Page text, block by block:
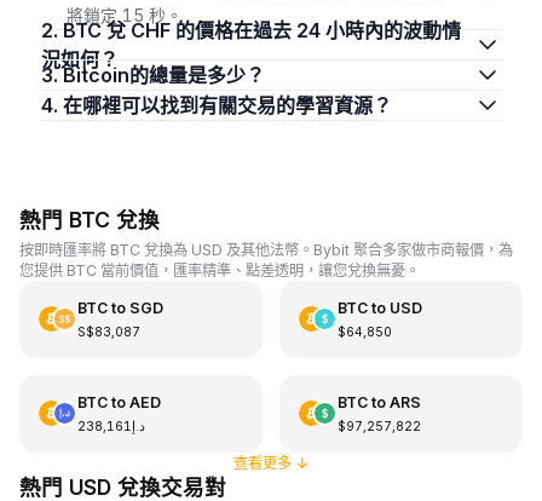
將鎖定 15 秒。
2. BTC 兌 CHF 的價格在過去 24 小時內的波動情
況如何？
3. Bitcoin的總量是多少？
4. 在哪裡可以找到有關交易的學習資源？
熱門 BTC 兌換
按即時匯率將 BTC 兌換為 USD 及其他法幣。Bybit 聚合多家做市商報價，為
您提供 BTC 當前價值，匯率精準、點差透明，讓您兌換無憂。
BTCto SGD
S$83,087
BTCto USD
$64,850
BTCto AED
د.إ238,161
BTCto ARS
$97,257,822
查看更多↓
熱門 USD 兌換交易對